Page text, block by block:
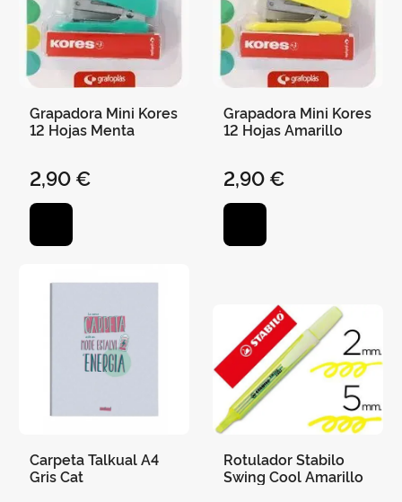
Grapadora Mini Kores
12 Hojas Menta
2,90 €
Grapadora Mini Kores
12 Hojas Amarillo
2,90 €
Carpeta Talkual A4
Gris Cat
Rotulador Stabilo
Swing Cool Amarillo